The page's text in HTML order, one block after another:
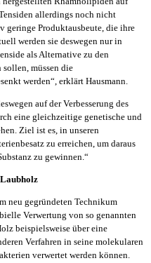
allerdings noch nicht
geringe Produktausbeute, die ihre
werden sie deswegen nur in
als Alternative zu den
müssen die
werden“, erklärt Hausmann.
auf der Verbesserung des
eine gleichzeitige genetische und
Ziel ist es, in unseren
zu erreichen, um daraus
zu gewinnen.“
neu gegründeten Technikum
Verwertung von so genannten
beispielsweise über eine
Verfahren in seine molekularen
verwertet werden können.